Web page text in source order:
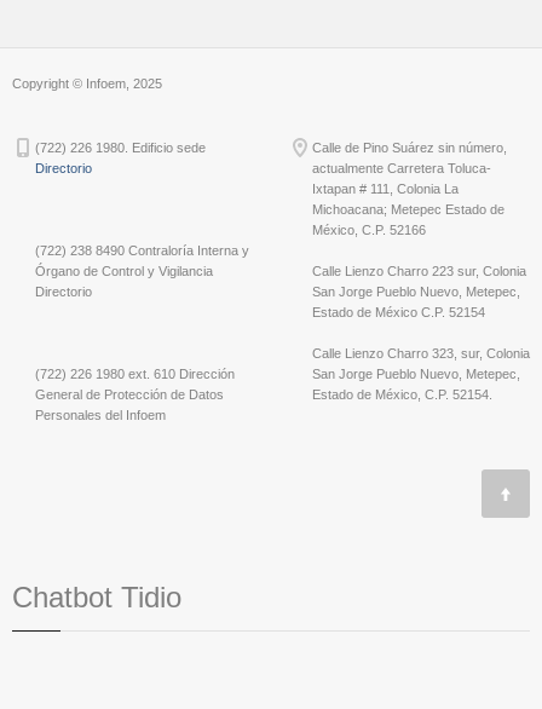
Copyright © Infoem, 2025
(722) 226 1980. Edificio sede
Directorio
(722) 238 8490 Contraloría Interna y
Órgano de Control y Vigilancia
Directorio
(722) 226 1980 ext. 610 Dirección
General de Protección de Datos
Personales del Infoem
Calle de Pino Suárez sin número,
actualmente Carretera Toluca-
Ixtapan # 111, Colonia La
Michoacana; Metepec Estado de
México, C.P. 52166
Calle Lienzo Charro 223 sur, Colonia
San Jorge Pueblo Nuevo, Metepec,
Estado de México C.P. 52154
Calle Lienzo Charro 323, sur, Colonia
San Jorge Pueblo Nuevo, Metepec,
Estado de México, C.P. 52154.
Chatbot Tidio